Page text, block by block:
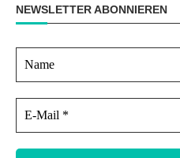
NEWSLETTER ABONNIEREN